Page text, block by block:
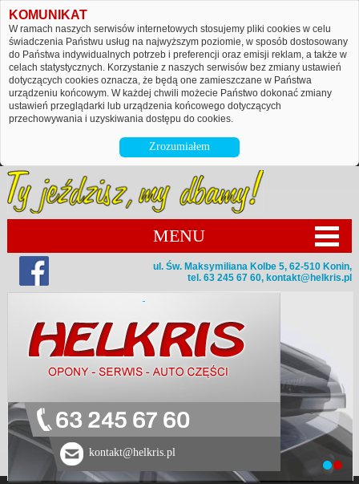
KOMUNIKAT
W ramach naszych serwisów internetowych stosujemy pliki cookies w celu
świadczenia Państwu usług na najwyższym poziomie, w sposób dostosowany
do Państwa indywidualnych potrzeb i preferencji oraz emisji reklam, a także w
celach statystycznych. Korzystanie z naszych serwisów bez zmiany ustawień
dotyczących cookies oznacza, że będą one zamieszczane w Państwa
urządzeniu końcowym. W każdej chwili możecie Państwo dokonać zmiany
ustawień przeglądarki lub urządzenia końcowego dotyczących
przechowywania i uzyskiwania dostępu do cookies.
Zrozumiałem
MENU
ul. Św. Maksymiliana Kolbe 5, 62-510 Konin,
tel. 63 245 67 60, kontakt@helkris.pl
63 245 67 60
kontakt@helkris.pl